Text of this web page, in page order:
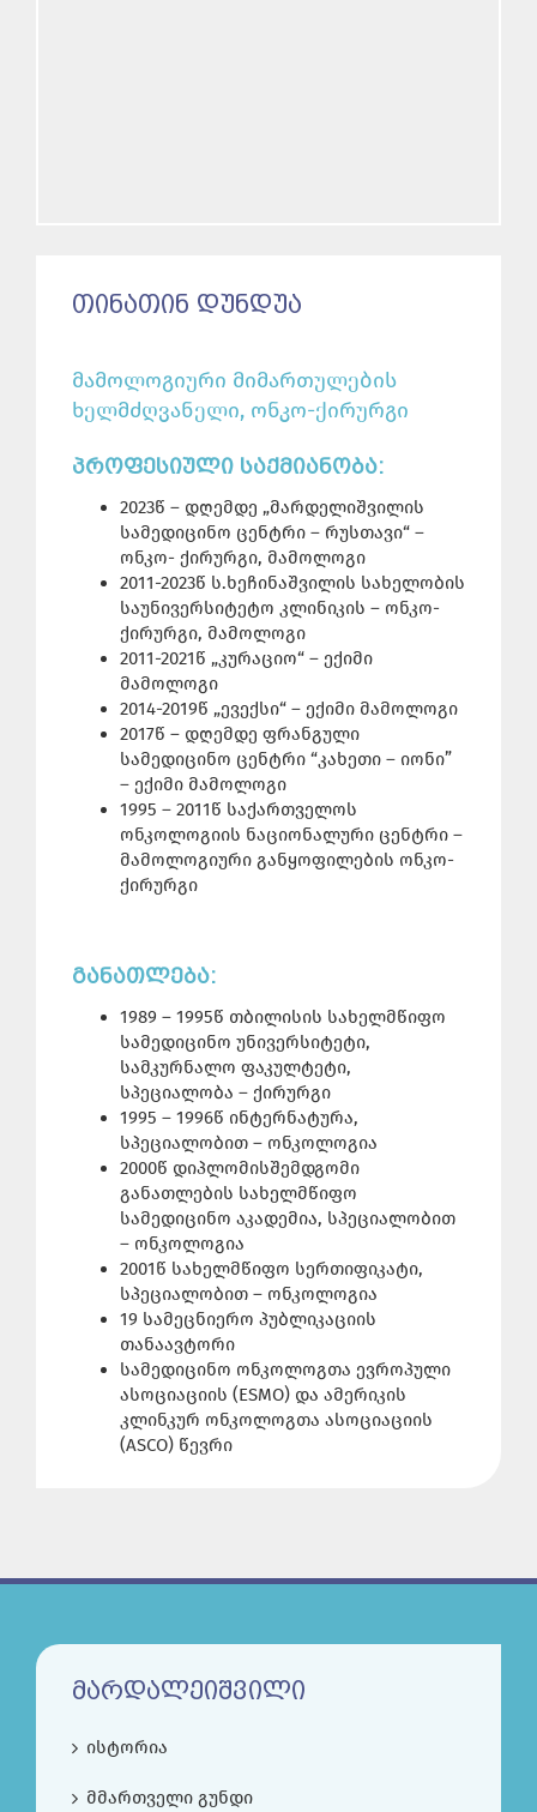
ᲗᲘᲜᲐᲗᲘᲜ ᲓᲣᲜᲓᲣᲐ
მამოლოგიური მიმართულების
ხელმძღვანელი, ონკო-ქირურგი
ᲞᲠᲝᲤᲔᲡᲘᲣᲚᲘ ᲡᲐᲥᲛᲘᲐᲜᲝᲑᲐ:
2023წ – დღემდე „მარდელიშვილის
სამედიცინო ცენტრი – რუსთავი“ –
ონკო- ქირურგი, მამოლოგი
2011-2023წ ს.ხეჩინაშვილის სახელობის
საუნივერსიტეტო კლინიკის – ონკო-
ქირურგი, მამოლოგი
2011-2021წ „კურაციო“ – ექიმი
მამოლოგი
2014-2019წ „ევექსი“ – ექიმი მამოლოგი
2017წ – დღემდე ფრანგული
სამედიცინო ცენტრი “კახეთი – იონი”
– ექიმი მამოლოგი
1995 – 2011წ საქართველოს
ონკოლოგიის ნაციონალური ცენტრი –
მამოლოგიური განყოფილების ონკო-
ქირურგი
ᲒᲐᲜᲐᲗᲚᲔᲑᲐ:
1989 – 1995წ თბილისის სახელმწიფო
სამედიცინო უნივერსიტეტი,
სამკურნალო ფაკულტეტი,
სპეციალობა – ქირურგი
1995 – 1996წ ინტერნატურა,
სპეციალობით – ონკოლოგია
2000წ დიპლომისშემდგომი
განათლების სახელმწიფო
სამედიცინო აკადემია, სპეციალობით
– ონკოლოგია
2001წ სახელმწიფო სერთიფიკატი,
სპეციალობით – ონკოლოგია
19 სამეცნიერო პუბლიკაციის
თანაავტორი
სამედიცინო ონკოლოგთა ევროპული
ასოციაციის (ESMO) და ამერიკის
კლინკურ ონკოლოგთა ასოციაციის
(ASCO) წევრი
ᲛᲐᲠᲓᲐᲚᲔᲘᲨᲕᲘᲚᲘ
ისტორია
მმართველი გუნდი